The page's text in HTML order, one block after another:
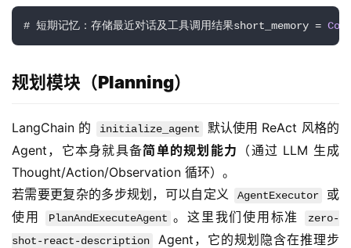
# 短期记忆：存储最近对话及工具调用结果short_memory =
规划模块（Planning）
LangChain 的 initialize_agent
默认使用 ReAct 风格的
Agent，它本身就具备简单的规划能力
（通过 LLM 生成
Thought/Action/Observation 循环）。
若需要更复杂的多步规划，可以自定义
AgentExecutor
或
使用
PlanAndExecuteAgent 。这里我们使用标准
zero-
shot-react-description
Agent，它的规划隐含在推理步